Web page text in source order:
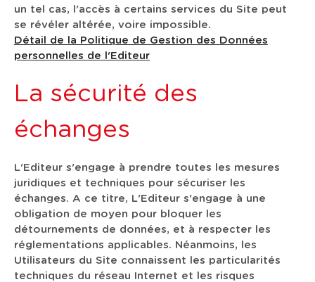
un tel cas, l'accès à certains services du Site peut
se révéler altérée, voire impossible.
Détail de la Politique de Gestion des Données
personnelles de l'Editeur
La sécurité des
échanges
L'Editeur s'engage à prendre toutes les mesures
juridiques et techniques pour sécuriser les
échanges. A ce titre, L'Editeur s'engage à une
obligation de moyen pour bloquer les
détournements de données, et à respecter les
réglementations applicables. Néanmoins, les
Utilisateurs du Site connaissent les particularités
techniques du réseau Internet et les risques